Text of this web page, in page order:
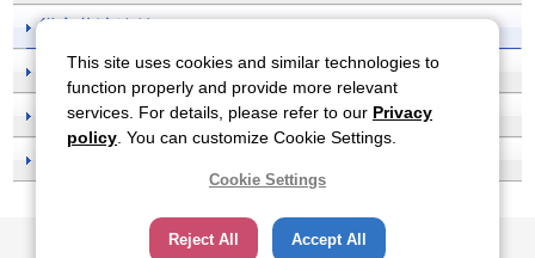
災害共済給付
事故防止
刊行物一覧
サイトのご利用について 関連サイト
プライバシーポリシー
ソーシャルメディアポリシー
This site uses cookies and similar technologies to
function properly and provide more relevant
services. For details, please refer to our Privacy
policy . You can customize Cookie Settings.
Cookie Settings
Reject All Accept All